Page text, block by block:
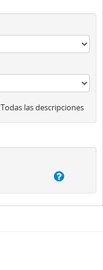
Todas las descripciones